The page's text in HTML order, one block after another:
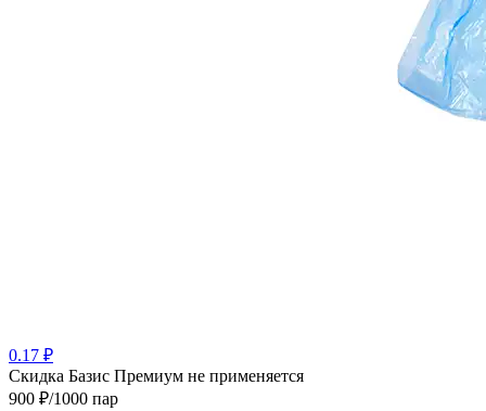
0.17 ₽
Cкидка Базис Премиум не применяется
900 ₽/1000 пар